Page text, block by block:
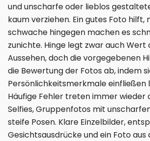
und unscharfe oder lieblos
kaum verziehen. Ein gutes Foto hilft,
schwache hingegen machen es
zunichte. Hinge legt zwar auch Wert
Aussehen, doch die vorgegebenen
die Bewertung der Fotos ab, indem
Persönlichkeitsmerkmale einfließen
Häufige Fehler treten immer wieder
Selfies, Gruppenfotos mit
steife Posen. Klare Einzelbilder,
Gesichtsausdrücke und ein Foto